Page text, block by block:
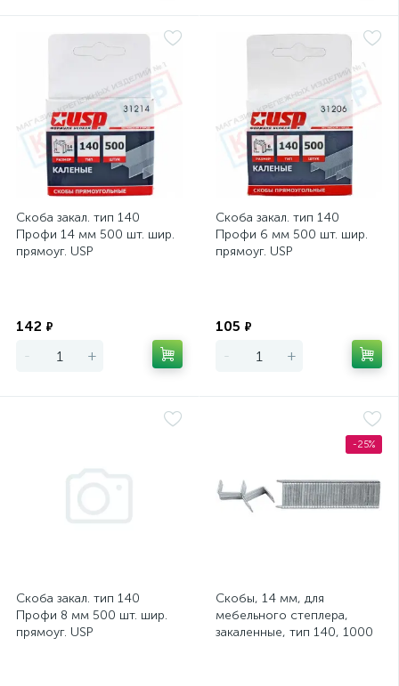
Скоба закал. тип 140
Профи 14 мм 500 шт. шир.
прямоуг. USP
142 ₽
- +
Скоба закал. тип 140
Профи 6 мм 500 шт. шир.
прямоуг. USP
105 ₽
- +
Скоба закал. тип 140
Профи 8 мм 500 шт. шир.
прямоуг. USP
-25%
Скобы, 14 мм, для
мебельного степлера,
закаленные, тип 140, 1000